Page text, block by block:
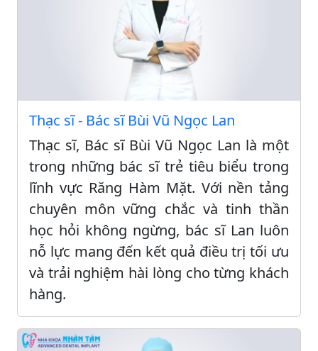
Thạc sĩ - Bác sĩ Bùi Vũ Ngọc Lan
Thạc sĩ, Bác sĩ Bùi Vũ Ngọc Lan là một
trong những bác sĩ trẻ tiêu biểu trong
lĩnh vực Răng Hàm Mặt. Với nền tảng
chuyên môn vững chắc và tinh thần
học hỏi không ngừng, bác sĩ Lan luôn
nỗ lực mang đến kết quả điều trị tối ưu
và trải nghiệm hài lòng cho từng khách
hàng.